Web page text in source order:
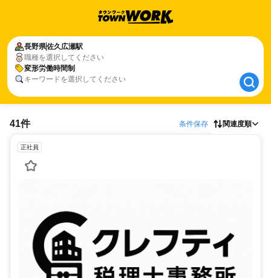
長野県佐久広瀬駅
職種を選択してください
変形労働時間制
キーワードを選択してください
長野県佐久広瀬駅
変形労働時間制
41件 条件保存 関連度順
正社員